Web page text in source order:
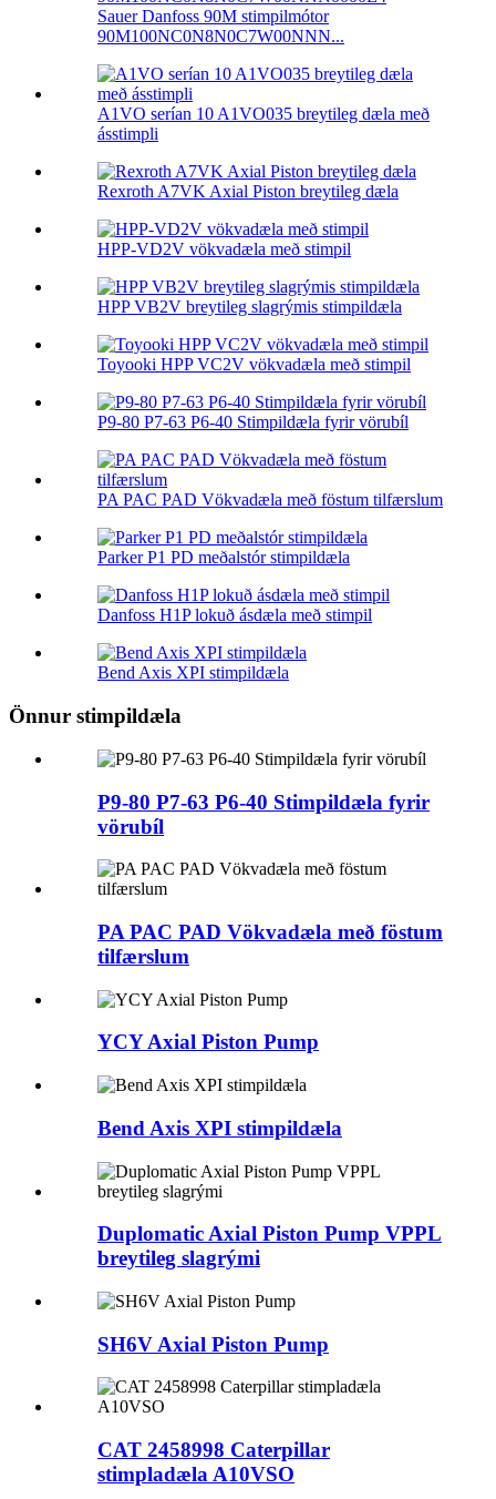
Sauer Danfoss 90M stimpilmótor
90M100NC0N8N0C7W00NNN...
A1VO serían 10 A1VO035 breytileg dæla með
ásstimpli
Rexroth A7VK Axial Piston breytileg dæla
HPP-VD2V vökvadæla með stimpil
HPP VB2V breytileg slagrýmis stimpildæla
Toyooki HPP VC2V vökvadæla með stimpil
P9-80 P7-63 P6-40 Stimpildæla fyrir vörubíl
PA PAC PAD Vökvadæla með föstum tilfærslum
Parker P1 PD meðalstór stimpildæla
Danfoss H1P lokuð ásdæla með stimpil
Bend Axis XPI stimpildæla
Önnur stimpildæla
P9-80 P7-63 P6-40 Stimpildæla fyrir
vörubíl
PA PAC PAD Vökvadæla með föstum
tilfærslum
YCY Axial Piston Pump
Bend Axis XPI stimpildæla
Duplomatic Axial Piston Pump VPPL
breytileg slagrými
SH6V Axial Piston Pump
CAT 2458998 Caterpillar
stimpladæla A10VSO